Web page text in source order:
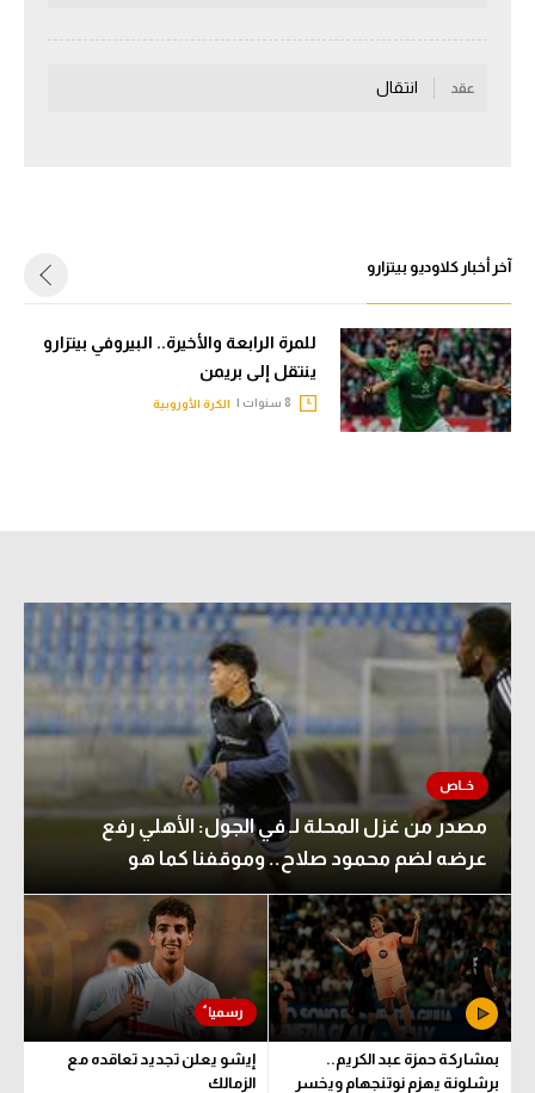
سعودي في الجول
رياضات أخرى
أمم إفريقيا
كرة السلة الأمريكية
الوطن العربي
في المونديال
رياضة نسائية
آسيا
أمريكا
ركن الألعاب
أقسام خاصة
Gamers
ميركاتو
تحقيق في الجول
عقد انتقال
آخر أخبار كلاوديو بيتزارو
للمرة الرابعة والأخيرة.. البيروفي بيتزارو
ينتقل إلى بريمن
الكرة الأوروبية
مصدر من غزل المحلة لـ في الجول: الأهلي رفع
عرضه لضم محمود صلاح.. وموقفنا كما هو
بمشاركة حمزة عبد الكريم..
برشلونة يهزم نوتنجهام ويخسر
إيشو يعلن تجديد تعاقده مع
الزمالك